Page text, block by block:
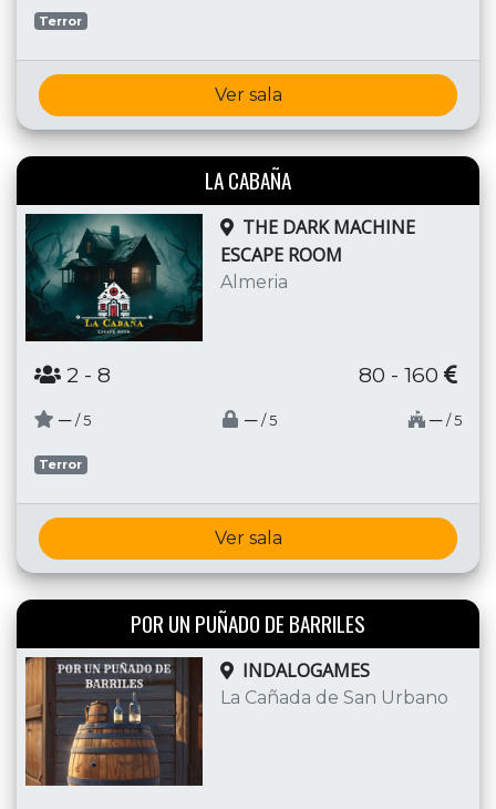
Terror
Ver sala
LA CABAÑA
THE DARK MACHINE
ESCAPE ROOM
Almeria
2 - 8 80 - 160
─ / 5 ─ / 5 ─ / 5
Terror
Ver sala
POR UN PUÑADO DE BARRILES
INDALOGAMES
La Cañada de San Urbano